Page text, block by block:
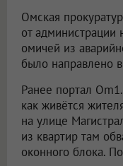
Омская
от администрации
омичей из
было направлено
Ранее портал
как живётся
на улице
из квартир там
оконного блока.